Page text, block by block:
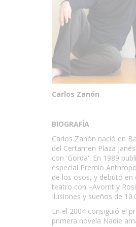
Carlos Zanón
BIOGRAFÍA
Carlos Zanón nació en
del Certamen Plaza
con 'Gorda'. En 1989
especial Premio
de los osos, y debutó
teatro con –Avorrit y
Ilusiones y sueños de
En el 2004 consiguió el
primera novela Nadie